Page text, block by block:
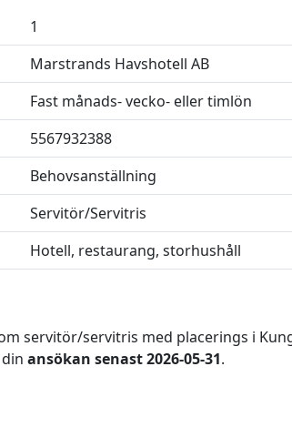
1
Marstrands Havshotell AB
Fast månads- vecko- eller timlön
5567932388
Behovsanställning
Servitör/Servitris
Hotell, restaurang, storhushåll
servitör/servitris med placerings i
ansökan senast 2026-05-31.